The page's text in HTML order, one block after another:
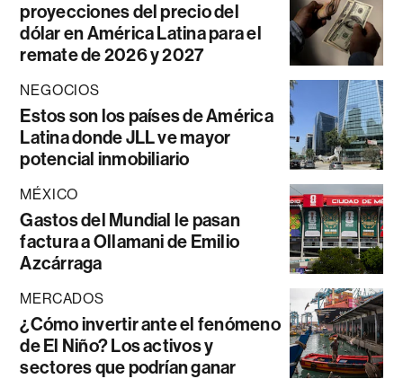
proyecciones del precio del
dólar en América Latina para el
remate de 2026 y 2027
NEGOCIOS
Estos son los países de América
Latina donde JLL ve mayor
potencial inmobiliario
MÉXICO
Gastos del Mundial le pasan
factura a Ollamani de Emilio
Azcárraga
MERCADOS
¿Cómo invertir ante el fenómeno
de El Niño? Los activos y
sectores que podrían ganar